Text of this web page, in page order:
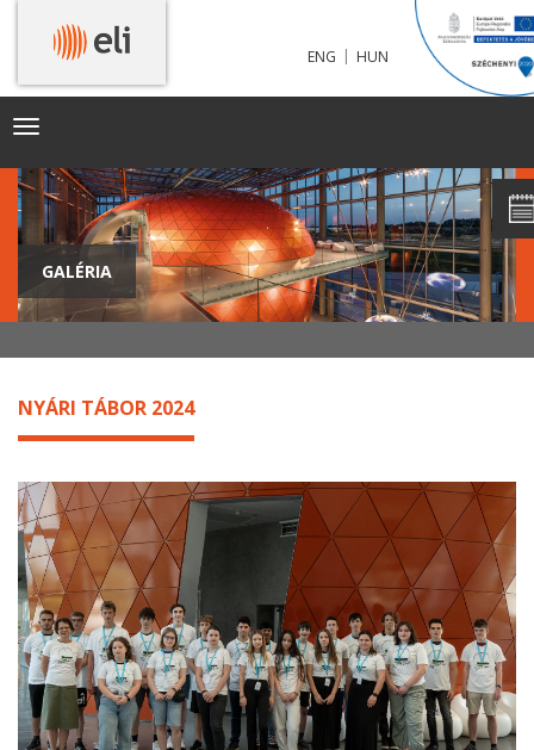
ENG | HUN
Toggle
GALÉRIA
NYÁRI TÁBOR 2024